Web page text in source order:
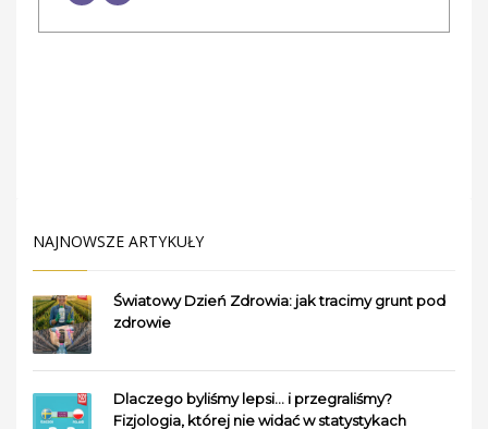
NAJNOWSZE ARTYKUŁY
Światowy Dzień Zdrowia: jak tracimy grunt pod
zdrowie
Dlaczego byliśmy lepsi… i przegraliśmy?
Fizjologia, której nie widać w statystykach